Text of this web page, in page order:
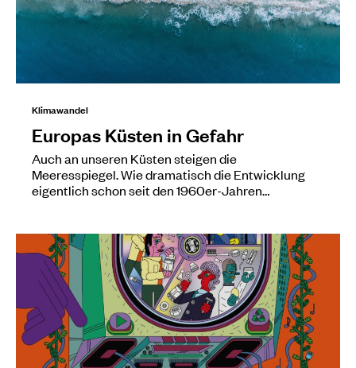
Klimawandel
Europas Küsten in Gefahr
Auch an unseren Küsten steigen die
Meeresspiegel. Wie dramatisch die Entwicklung
eigentlich schon seit den 1960er-Jahren…